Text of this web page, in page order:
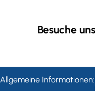
Besuche
Allgemeine Informationen: